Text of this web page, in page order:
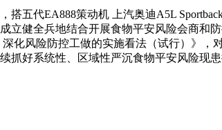
代EA888策动机 上汽奥迪A5L
立健全兵地结合开展食物平安风险会商
化风险防控工做的实施看法（试行）》
抓好系统性、区域性严沉食物平安风险现